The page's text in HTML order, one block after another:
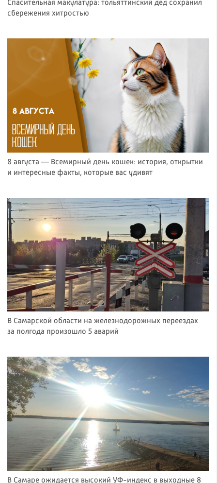
Спасительная макулатура: тольяттинский дед сохранил
сбережения хитростью
8 августа — Всемирный день кошек: история, открытки
и интересные факты, которые вас удивят
В Самарской области на железнодорожных переездах
за полгода произошло 5 аварий
В Самаре ожидается высокий УФ-индекс в выходные 8